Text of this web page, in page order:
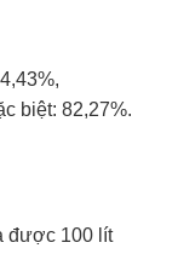
biệt: 82,27%.
được 100 lít